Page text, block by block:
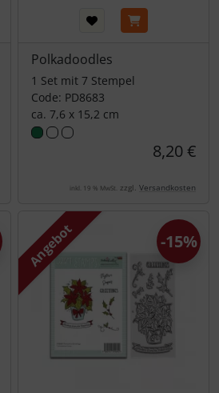
Polkadoodles
1 Set mit 7 Stempel
Code: PD8683
ca. 7,6 x 15,2 cm
8,20 €
inkl. 19 % MwSt. zzgl. Versandkosten
Angebot -15%